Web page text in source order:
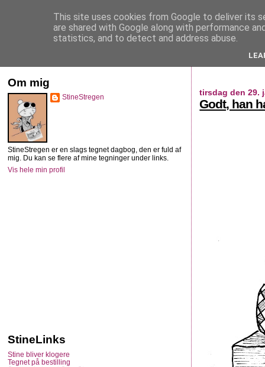
StineStregen
tirsdag den 29.
Godt, han
Om mig
StineStregen
StineStregen er en slags tegnet dagbog, den er fuld af
mig. Du kan se flere af mine tegninger under links.
Vis hele min profil
StineLinks
Stine bliver klogere
Tegnet på bestilling
This site uses cookies from Google to deliver its
are shared with Google along with performance
statistics, and to detect and address abuse.